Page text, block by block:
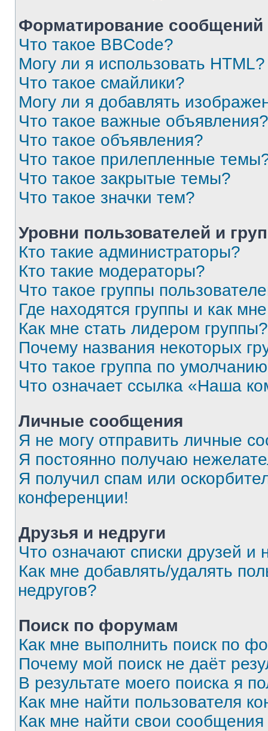
Форматирование
Что такое BBCode?
Могу ли я использовать HTML?
Что такое смайлики?
Могу ли я добавлять
Что такое важные объявления?
Что такое объявления?
Что такое прилепленные
Что такое закрытые темы?
Что такое значки тем?
Уровни пользователей и
Кто такие администраторы?
Кто такие модераторы?
Что такое группы
Где находятся группы и как
Как мне стать лидером группы?
Почему названия некоторых
Что такое группа по
Что означает ссылка «Наша
Личные сообщения
Я не могу отправить личные
Я постоянно получаю
Я получил спам или
конференции!
Друзья и недруги
Что означают списки друзей и
Как мне добавлять/удалять
недругов?
Поиск по форумам
Как мне выполнить поиск по
Почему мой поиск не даёт
В результате моего поиска я
Как мне найти пользователя
Как мне найти свои